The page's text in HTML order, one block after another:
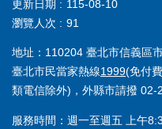
更新日期
115-08-10
瀏覽人次
91
地址：110204 臺北市信義區
臺北市民當家熱線1999(免付
類電信除外)，外縣市請撥 02-
服務時間：週一至週五 上午